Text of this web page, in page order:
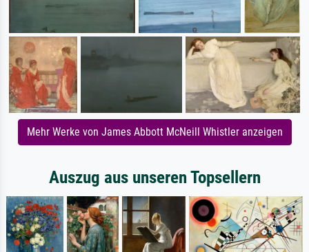
Mehr Werke von James Abbott McNeill Whistler anzeigen
Auszug aus unseren Topsellern